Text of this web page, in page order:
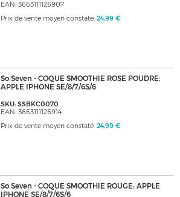
EAN: 3663111126907
Prix de vente moyen constaté: 24,99 €
So Seven - COQUE SMOOTHIE ROSE POUDRE:
APPLE IPHONE SE/8/7/6S/6
SKU: SSBKC0070
EAN: 3663111126914
Prix de vente moyen constaté: 24,99 €
So Seven - COQUE SMOOTHIE ROUGE: APPLE
IPHONE SE/8/7/6S/6